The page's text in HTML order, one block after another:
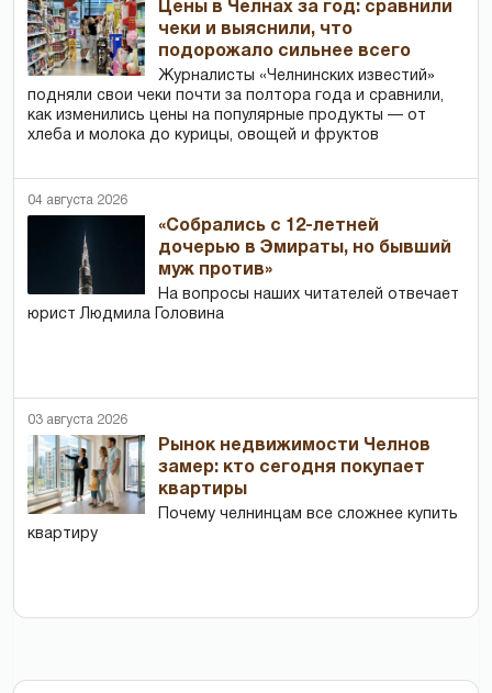
Цены в Челнах за год: сравнили
чеки и выяснили, что
подорожало сильнее всего
Журналисты «Челнинских известий»
подняли свои чеки почти за полтора года и сравнили,
как изменились цены на популярные продукты — от
хлеба и молока до курицы, овощей и фруктов
04 августа 2026
«Собрались с 12-летней
дочерью в Эмираты, но бывший
муж против»
На вопросы наших читателей отвечает
юрист Людмила Головина
03 августа 2026
Рынок недвижимости Челнов
замер: кто сегодня покупает
квартиры
Почему челнинцам все сложнее купить
квартиру